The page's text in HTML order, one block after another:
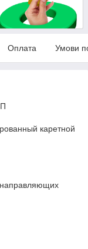
Оплата Умови
каретной